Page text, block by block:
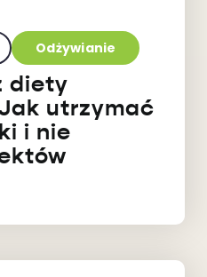
Odżywianie
diety
utrzymać
i nie